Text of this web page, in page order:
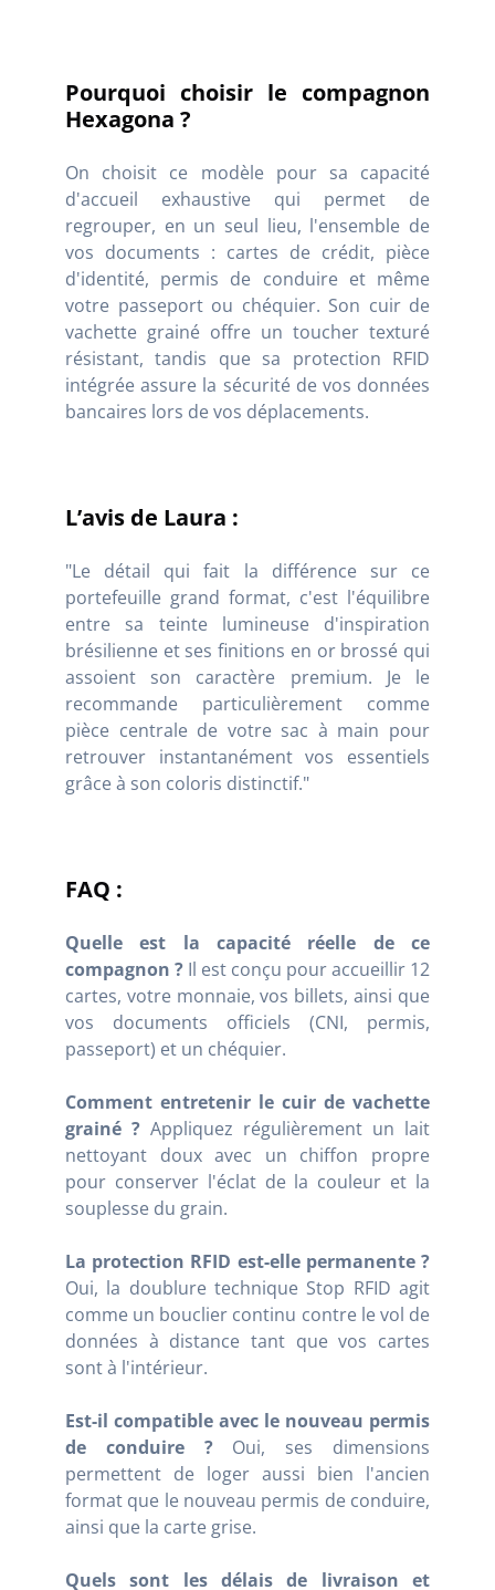
Pourquoi choisir le compagnon
Hexagona ?
On choisit ce modèle pour sa capacité
d'accueil exhaustive qui permet de
regrouper, en un seul lieu, l'ensemble de
vos documents : cartes de crédit, pièce
d'identité, permis de conduire et même
votre passeport ou chéquier. Son cuir de
vachette grainé offre un toucher texturé
résistant, tandis que sa protection RFID
intégrée assure la sécurité de vos données
bancaires lors de vos déplacements.
L’avis de Laura :
"Le détail qui fait la différence sur ce
portefeuille grand format, c'est l'équilibre
entre sa teinte lumineuse d'inspiration
brésilienne et ses finitions en or brossé qui
assoient son caractère premium. Je le
recommande particulièrement comme
pièce centrale de votre sac à main pour
retrouver instantanément vos essentiels
grâce à son coloris distinctif."
FAQ :
Quelle est la capacité réelle de ce
compagnon ? Il est conçu pour accueillir 12
cartes, votre monnaie, vos billets, ainsi que
vos documents officiels (CNI, permis,
passeport) et un chéquier.
Comment entretenir le cuir de vachette
grainé ? Appliquez régulièrement un lait
nettoyant doux avec un chiffon propre
pour conserver l'éclat de la couleur et la
souplesse du grain.
La protection RFID est-elle permanente ?
Oui, la doublure technique Stop RFID agit
comme un bouclier continu contre le vol de
données à distance tant que vos cartes
sont à l'intérieur.
Est-il compatible avec le nouveau permis
de conduire ?Oui, ses dimensions
permettent de loger aussi bien l'ancien
format que le nouveau permis de conduire,
ainsi que la carte grise.
Quels sont les délais de livraison et